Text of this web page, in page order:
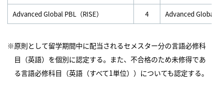
Advanced Global PBL（RISE） 4 Advanced Global
※原則として留学期間中に配当されるセメスター分の言語必修科
目（英語）を個別に認定する。また、不合格のため未修得であ
る言語必修科目（英語（すべて1単位））についても認定する。